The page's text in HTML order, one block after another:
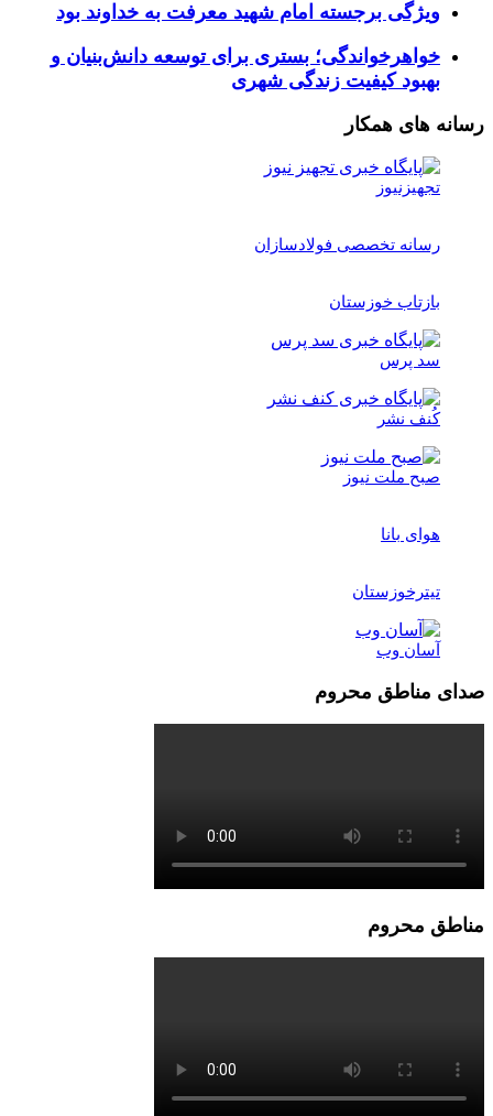
ویژگی برجسته امام شهید معرفت به خداوند بود
خواهرخواندگی؛ بستری برای توسعه دانش‌بنیان و
بهبود کیفیت زندگی شهری
رسانه های همکار
تجهیزنیوز
رسانه تخصصی فولادسازان
بازتاب خوزستان
سد پرس
کُنف نشر
صبح ملت نیوز
هوای بانا
تیترخوزستان
آسان وب
صدای مناطق محروم
مناطق محروم